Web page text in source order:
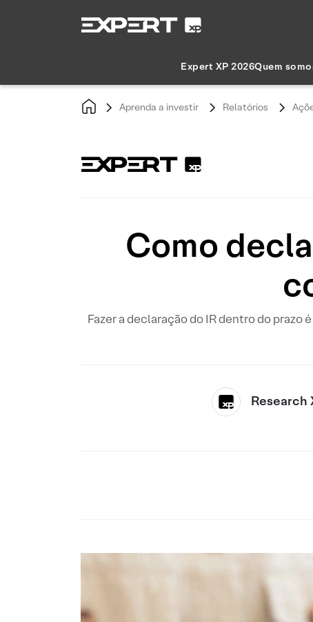
Expert XP 2026Quem
Aprenda a investir Relatórios
Como
Fazer a declaração do IR dentro do prazo
Research